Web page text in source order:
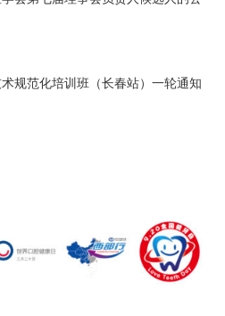
术规范化培训班（长春站）一轮通知